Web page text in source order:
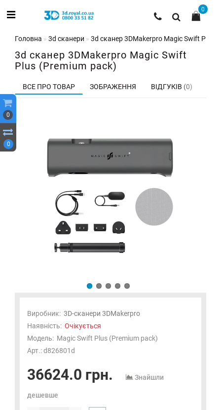
0
0
0
Головна 3d сканери 3d сканер 3DMakerpro Magic Swift Plus
3d сканер 3DMakerpro Magic Swift
Plus (Premium pack)
ВСЕ ПРО ТОВАР ЗОБРАЖЕННЯ ВІДГУКІВ (0)
Виробник: 3D-сканери 3DMakerpro
Наявність: Очікується
Модель: Magic Swift Plus (Premium pack)
Арт.: d826801d
36624.0 грн. Знайшли
дешевше